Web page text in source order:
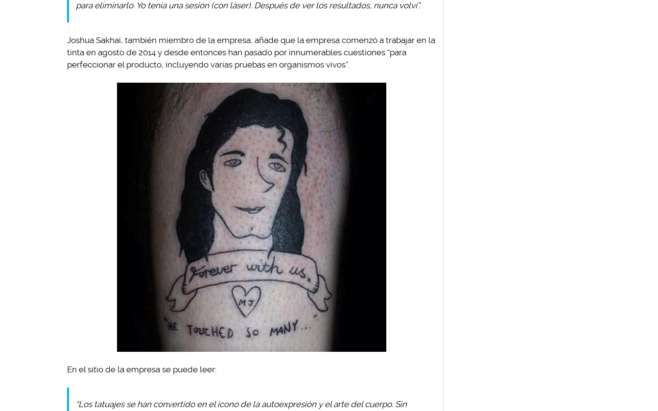
para eliminarlo. Yo tenía una sesión (con láser). Después de ver los resultados, nunca volví”.
Joshua Sakhai, también miembro de la empresa, añade que la empresa comenzó a trabajar en la
tinta en agosto de 2014 y desde entonces han pasado por innumerables cuestiones “para
perfeccionar el producto, incluyendo varias pruebas en organismos vivos”.
En el sitio de la empresa se puede leer:
“Los tatuajes se han convertido en el icono de la autoexpresión y el arte del cuerpo. Sin